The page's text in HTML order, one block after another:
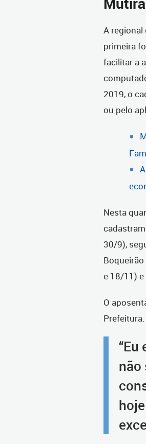
A regional
primeira
facilitar a
2019, o
ou pelo
Nesta
30/9),
e 18/11) e
O
Prefeitura.
não